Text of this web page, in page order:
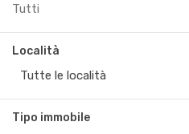
Località
Tutte le località
Tipo immobile